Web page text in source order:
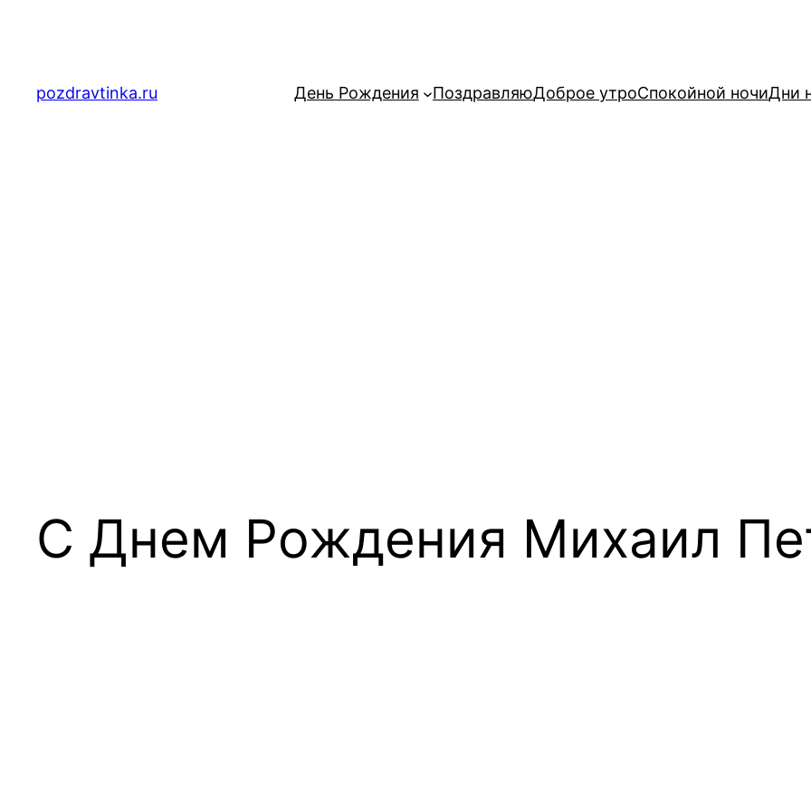
pozdravtinka.ru
День Рождения ПоздравляюДоброе утроСпокойной ночиДни
С Днем Рождения Михаил